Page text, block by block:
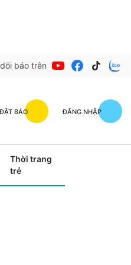
báo trên
ĐẶT BÁO ĐĂNG NHẬP
Thời trang
trẻ